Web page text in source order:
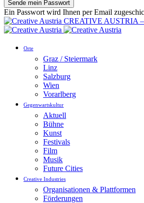
Ein Passwort wird Ihnen per Email
CREATIVE AUSTRIA –
Orte
Graz / Steiermark
Linz
Salzburg
Wien
Vorarlberg
Gegenwartskultur
Aktuell
Bühne
Kunst
Festivals
Film
Musik
Future Cities
Creative Industries
Organisationen & Plattformen
Förderungen